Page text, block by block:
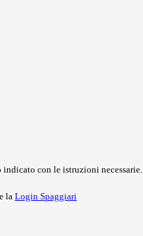
con le istruzioni necessarie.
la Login Spaggiari